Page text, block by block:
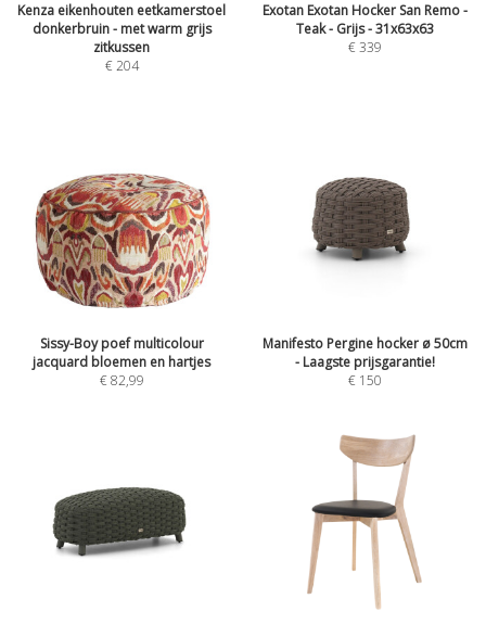
Kenza eikenhouten eetkamerstoel
donkerbruin - met warm grijs
zitkussen
€204
Exotan Exotan Hocker San Remo -
Teak - Grijs - 31x63x63
€339
Sissy-Boy poef multicolour
jacquard bloemen en hartjes
€82,99
Manifesto Pergine hocker ø 50cm
- Laagste prijsgarantie!
€ 150